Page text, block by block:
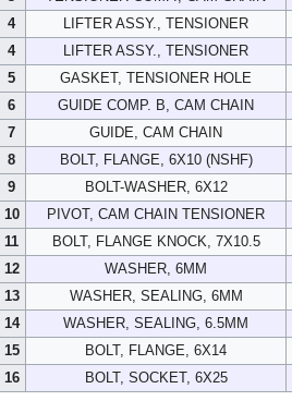
4
LIFTER ASSY., TENSIONER
4
LIFTER ASSY., TENSIONER
5
GASKET, TENSIONER HOLE
6
GUIDE COMP. B, CAM CHAIN
7
GUIDE, CAM CHAIN
8
BOLT, FLANGE, 6X10 (NSHF)
9
BOLT-WASHER, 6X12
10
PIVOT, CAM CHAIN TENSIONER
11
BOLT, FLANGE KNOCK, 7X10.5
12
WASHER, 6MM
13
WASHER, SEALING, 6MM
14
WASHER, SEALING, 6.5MM
15
BOLT, FLANGE, 6X14
16
BOLT, SOCKET, 6X25